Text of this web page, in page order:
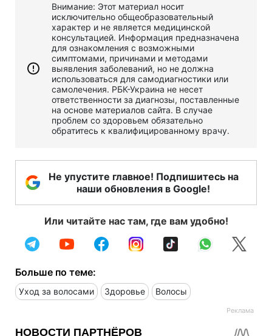
Внимание: Этот материал носит
исключительно общеобразовательный
характер и не является медицинской
консультацией. Информация предназначена
для ознакомления с возможными
симптомами, причинами и методами
выявления заболеваний, но не должна
использоваться для самодиагностики или
самолечения. РБК-Украина не несет
ответственности за диагнозы, поставленные
на основе материалов сайта. В случае
проблем со здоровьем обязательно
обратитесь к квалифицированному врачу.
Не упустите главное! Подпишитесь на
наши обновления в Google!
Или читайте нас там, где вам удобно!
Больше по теме:
Уход за волосами Здоровье Волосы